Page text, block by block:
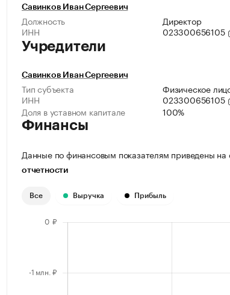
Савинков Иван Сергеевич
Должность
Директор
ИНН
023300656105
Учредители
Савинков Иван Сергеевич
Тип субъекта
Физическое
ИНН
023300656105
Доля в уставном капитале
100%
Финансы
Данные по финансовым показателям приведены на
отчетности
Все Выручка Прибыль